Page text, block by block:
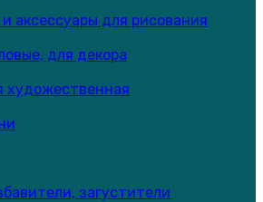
аксессуары для рисования
для декора
художественная
загустители